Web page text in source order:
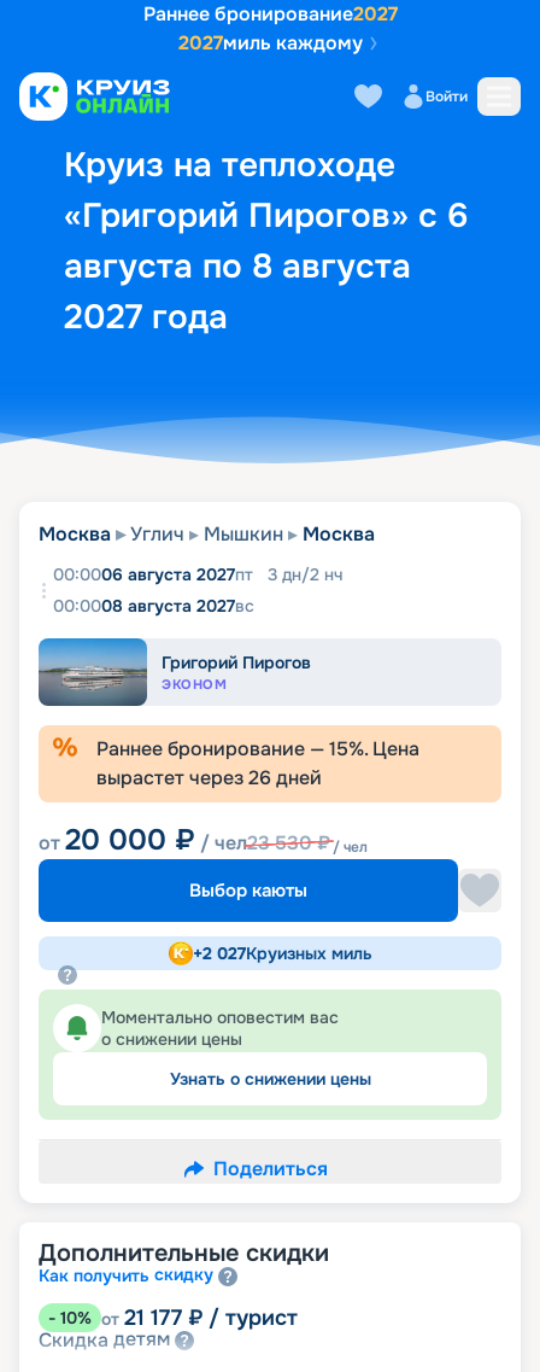
Раннее бронирование2027
2027миль каждому
Войти
Круиз на теплоходе
«Григорий Пирогов» с 6
августа по 8 августа
2027 года
Выбор кают Маршрут и
Москва Углич Мышкин Москва
00:0006 августа 2027пт 3 дн/2 нч
00:0008 августа 2027вс
Григорий Пирогов
ЭКОНОМ
Раннее бронирование —15%. Цена
вырастет через26дней
от20 000 ₽ / чел23 530₽/ чел
Выбор каюты
+2 027Круизных миль
Моментально оповестим вас
о снижении цены
Узнать о снижении цены
Поделиться
Дополнительные скидки
Как получить скидку
- 10% от 21 177 ₽ / турист
Скидка детям